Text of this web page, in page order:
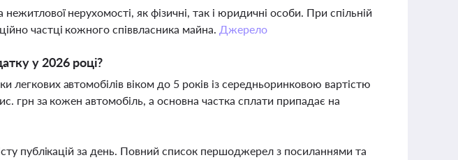
нерухомості, як фізичні, так і юридичні особи. При спільній
частці кожного співвласника майна. Джерело
у 2026 році?
легкових автомобілів віком до 5 років із середньоринковою вартістю
грн за кожен автомобіль, а основна частка сплати припадає на
публікацій за день. Повний список першоджерел з посиланнями та